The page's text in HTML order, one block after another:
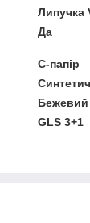
Липучка
Да
С-папір
Бежевий
GLS 3+1